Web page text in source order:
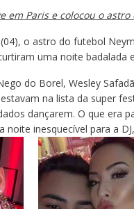
em Paris e colocou o
o astro do futebol
uma noite badalada
do Borel, Wesley
na lista da super
dançarem. O que era
noite inesquecível para a